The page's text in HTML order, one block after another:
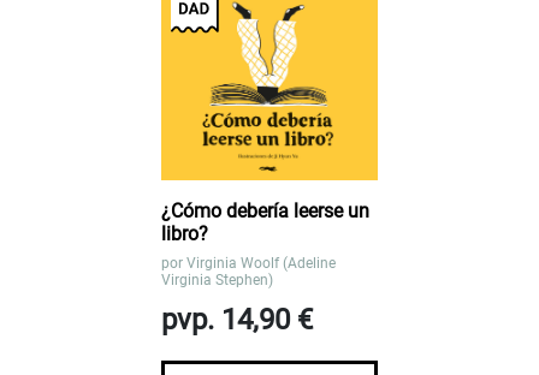
¿Cómo debería leerse un
libro?
por Virginia Woolf (Adeline
Virginia Stephen)
pvp. 14,90 €